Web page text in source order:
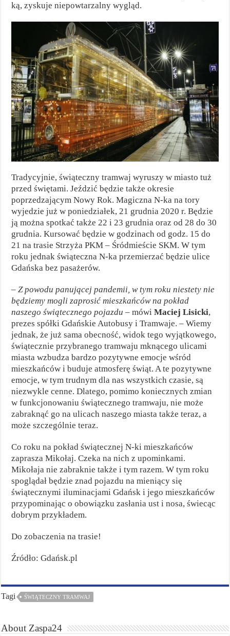
ką, zyskuje niepowtarzalny wygląd.
Tradycyjnie, świąteczny tramwaj wyruszy w miasto tuż
przed świętami. Jeździć będzie także okresie
poprzedzającym Nowy Rok. Magiczna N-ka na tory
wyjedzie już w poniedziałek, 21 grudnia 2020 r. Będzie
ją można spotkać także 22 i 23 grudnia oraz od 28 do 30
grudnia. Kursować będzie w godzinach od godz. 15 do
21 na trasie Strzyża PKM – Śródmieście SKM. W tym
roku jednak świąteczna N-ka przemierzać będzie ulice
Gdańska bez pasażerów.
–Z powodu panującej pandemii, w tym roku niestety nie
będziemy mogli zaprosić mieszkańców na pokład
naszego świątecznego pojazdu – mówiMaciej Lisicki,
prezes spółki Gdańskie Autobusy i Tramwaje. – Wiemy
jednak, że już sama obecność, widok tego wyjątkowego,
świątecznie przybranego tramwaju mknącego ulicami
miasta wzbudza bardzo pozytywne emocje wśród
mieszkańców i buduje atmosferę świąt. A te pozytywne
emocje, w tym trudnym dla nas wszystkich czasie, są
niezwykle cenne. Dlatego, pomimo koniecznych zmian
w funkcjonowaniu świątecznego tramwaju, nie może
zabraknąć go na ulicach naszego miasta także teraz, a
może szczególnie teraz.
Co roku na pokład świątecznej N-ki mieszkańców
zaprasza Mikołaj. Czeka na nich z upominkami.
Mikołaja nie zabraknie także i tym razem. W tym roku
spoglądał będzie znad pojazdu na mieniący się
świątecznymi iluminacjami Gdańsk i jego mieszkańców
przypominając o obowiązku zasłania ust i nosa, świecąc
dobrym przykładem.
Do zobaczenia na trasie!
Źródło: Gdańsk.pl
Tagi ŚWIĄTECZNY TRAMWAJ
About Zaspa24